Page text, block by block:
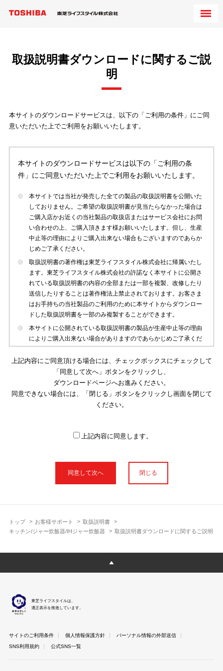
トップ お客様サポート
取扱説明書
キッチン/ジャー炊飯器/IHジャー炊飯器
取扱説明書ダウンロードに関するご説明
取扱説明書ダウンロードに関するご説
明
本サイトのダウンロードサービスは、以下の「ご利用の条件」にご同
意いただいた上でご利用をお願いいたします。
本サイトのダウンロードサービスは以下の「ご利用の条
件」にご同意いただいた上でご利用をお願いいたします。
本サイトでは当社が発売した全ての製品の取扱説明書を公開いた
しておりません。ご希望の取扱説明書が見当たらなかった場合は
ご購入店かお近くの当社製品の取扱店またはサービス会社にお問
い合わせの上、ご購入頂きます様お願いいたします。但し、生産
中止等の理由によりご購入出来ない場合もございますのであらか
じめご了承ください。
取扱説明書の著作権は東芝ライフスタイル株式会社に帰属いたし
ます。東芝ライフスタイル株式会社の許諾なく本サイトに公開さ
れている取扱説明書の内容の全部または一部を複製、改修したり
送信したりすることは著作権法上禁止されております。お客さま
はお手持ちの当社製品のご利用のために本サイトからダウンロー
ドした取扱説明書を一部のみ複製することができます。
本サイトに公開されている取扱説明書の製品が生産中止等の理由
によりご購入出来ない場合がありますのであらかじめご了承くだ
本サイトに公開されている取扱説明書は、製品が発売された時点
のものを掲載しております。従いまして本サイトに掲載されてい
る取扱説明書の記載内容とお客さまがお持ちの製品の仕様がその
後のマイナーチェンジ等で変更になる場合がございます。本サイ
トに公開されている取扱説明書の内容とお手持ちの製品の仕様に
使用上のご注意や安全上のご注意、また測定基準や数値等は取扱
説明書が作成された時点での基準に応じた内容となっております
明書以外の印刷物が同梱されている場合がありますが、本サイト
ではそれらを全て公開しておりませんのであらかじめご了承くだ
本サイトのサービスは予告なく中止または内容を変更する場合が
ございますのであらかじめご了承ください。
さま以外からのお問い合わせにはお答えできない場合があります
のであらかじめご了承ください。
上記内容にご同意頂ける場合には、チェックボックスにチェックして
「同意して次へ」ボタンをクリックし、
ダウンロードページへお進みください。
同意できない場合には、「閉じる」ボタンをクリックし画面を閉じて
ください。
上記内容に同意します。
閉じる
東芝ライフスタイルは、
適正表示を推進しています。
サイトのご利用条件 個人情報保護方針
パーソナル情報の外部送信
SNS利用規約
公式SNS一覧